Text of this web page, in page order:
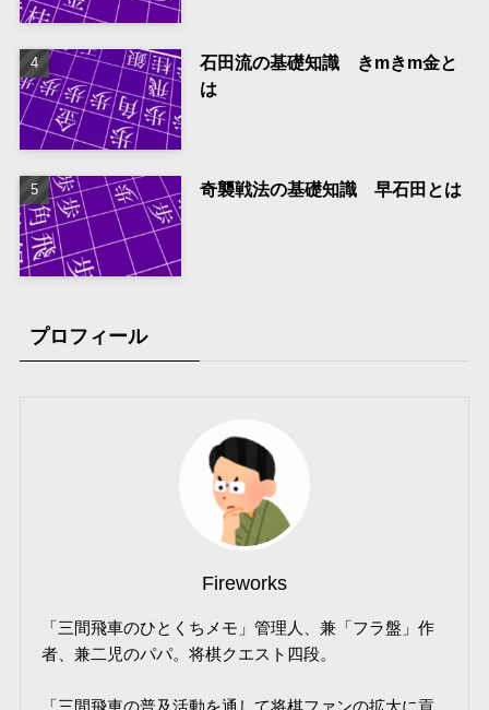
石田流の基礎知識 きmきm金と
は
奇襲戦法の基礎知識 早石田とは
プロフィール
Fireworks
「三間飛車のひとくちメモ」管理人、兼「フラ盤」作
者、兼二児のパパ。将棋クエスト四段。